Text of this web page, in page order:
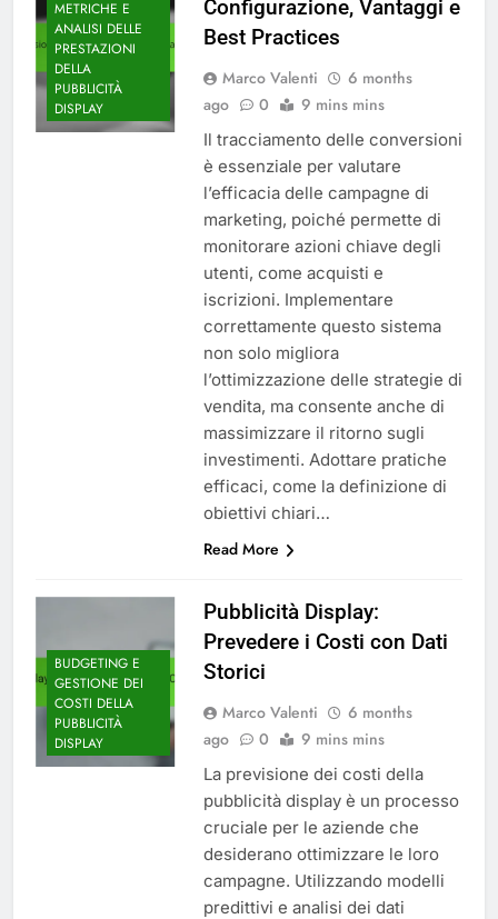
METRICHE E
ANALISI DELLE
PRESTAZIONI
DELLA
PUBBLICITÀ
DISPLAY
Configurazione, Vantaggi e
Best Practices
Marco Valenti
6 months
ago
0 9 mins mins
Il tracciamento delle conversioni
è essenziale per valutare
l’efficacia delle campagne di
marketing, poiché permette di
monitorare azioni chiave degli
utenti, come acquisti e
iscrizioni. Implementare
correttamente questo sistema
non solo migliora
l’ottimizzazione delle strategie di
vendita, ma consente anche di
massimizzare il ritorno sugli
investimenti. Adottare pratiche
efficaci, come la definizione di
obiettivi chiari…
Read More
BUDGETING E
GESTIONE DEI
COSTI DELLA
PUBBLICITÀ
DISPLAY
Pubblicità Display:
Prevedere i Costi con Dati
Storici
Marco Valenti
6 months
ago
0 9 mins mins
La previsione dei costi della
pubblicità display è un processo
cruciale per le aziende che
desiderano ottimizzare le loro
campagne. Utilizzando modelli
predittivi e analisi dei dati